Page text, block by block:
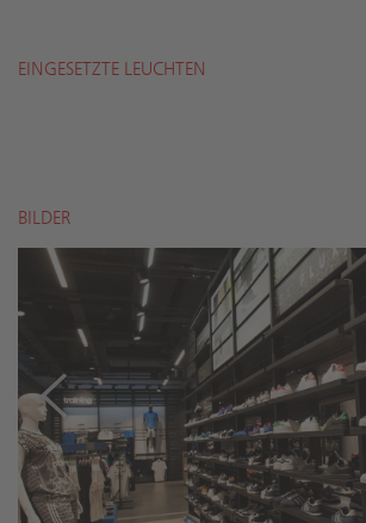
EINGESETZTE LEUCHTEN
BILDER